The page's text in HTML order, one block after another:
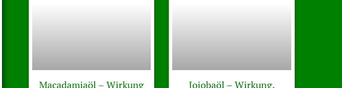
Macadamiaöl – Wirkung
Jojobaöl – Wirkung,